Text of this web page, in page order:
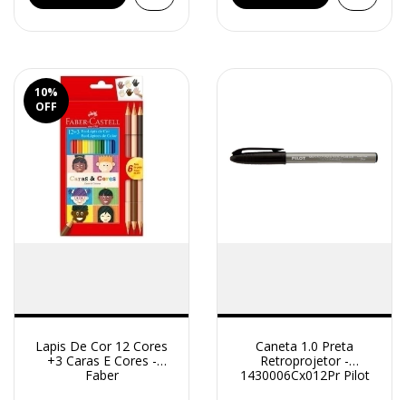
10%
OFF
Lapis De Cor 12 Cores
+3 Caras E Cores -
Faber
Caneta 1.0 Preta
Retroprojetor -
1430006Cx012Pr Pilot